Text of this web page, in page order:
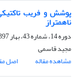
پوشش و فریب
ناهمتراز
دوره 14، شماره 43، بهار 1397، صفحه
مجید قاسمی
مشاهده مقاله
اصل